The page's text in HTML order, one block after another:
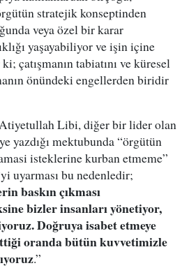
stratejik konseptinden
veya özel bir karar
yaşayabiliyor ve işin içine
çatışmanın tabiatını ve küresel
önündeki engellerden biridir
Libi, diğer bir lider olan
yazdığı mektubunda “örgütün
isteklerine kurban etmeme”
uyarması bu nedenledir;
baskın çıkması
bizler insanları yönetiyor,
Doğruya isabet etmeye
oranda bütün kuvvetimizle
.”